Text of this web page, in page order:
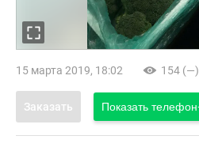
15 марта 2019, 18:02 154 (—)
Заказать Показать телефон